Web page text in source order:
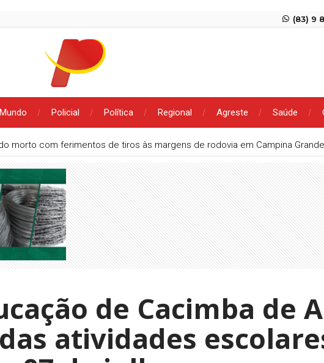
(83) 9
Mundo Policial Política Regional Agreste Saúde
morto com ferimentos de tiros às margens de rodovia em Campina Grande
de Cacimba de
atividades